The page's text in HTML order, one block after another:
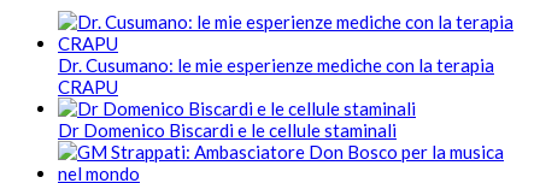
Dr. Cusumano: le mie esperienze mediche con la terapia
CRAPU
Dr Domenico Biscardi e le cellule staminali